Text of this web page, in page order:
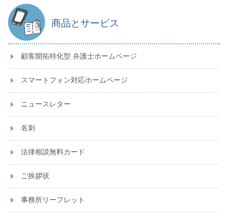
商品とサービス
顧客開拓特化型 弁護士ホームページ
スマートフォン対応ホームページ
ニュースレター
名刺
法律相談無料カード
ご挨拶状
事務所リーフレット